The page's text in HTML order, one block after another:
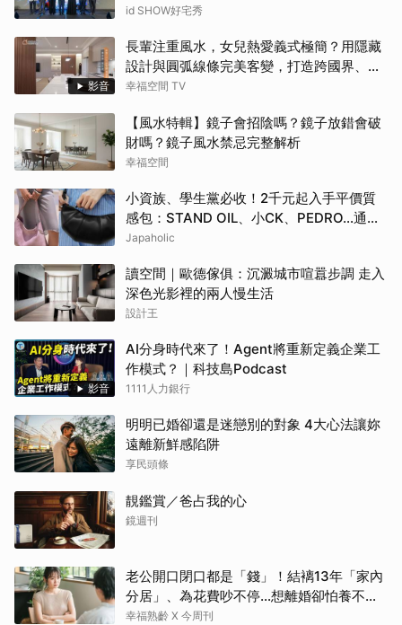
id SHOW好宅秀
影音
長輩注重風水，女兒熱愛義式極簡？用隱藏
設計與圓弧線條完美客變，打造跨國界、跨
世代都點頭的客變療癒休閒宅！
幸福空間 TV
【風水特輯】鏡子會招陰嗎？鏡子放錯會破
財嗎？鏡子風水禁忌完整解析
幸福空間
小資族、學生黨必收！2千元起入手平價質
感包：STAND OIL、小CK、PEDRO…通勤
約會都超加分
Japaholic
讀空間｜歐德傢俱：沉澱城市喧囂步調 走入
深色光影裡的兩人慢生活
設計王
影音
AI分身時代來了！Agent將重新定義企業工
作模式？｜科技島Podcast
1111人力銀行
明明已婚卻還是迷戀別的對象 4大心法讓妳
遠離新鮮感陷阱
享民頭條
靚鑑賞／爸占我的心
鏡週刊
老公開口閉口都是「錢」！結褵13年「家內
分居」、為花費吵不停…想離婚卻怕養不活
自己：還要忍3年？
幸福熟齡 X 今周刊